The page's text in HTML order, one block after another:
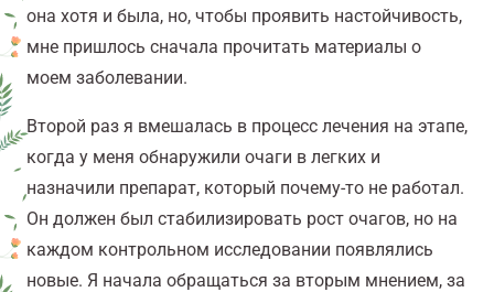
она хотя и была, но, чтобы проявить настойчивость,
мне пришлось сначала прочитать материалы о
моем заболевании.
Второй раз я вмешалась в процесс лечения на этапе,
когда у меня обнаружили очаги в легких и
назначили препарат, который почему-то не работал.
Он должен был стабилизировать рост очагов, но на
каждом контрольном исследовании появлялись
новые. Я начала обращаться за вторым мнением, за